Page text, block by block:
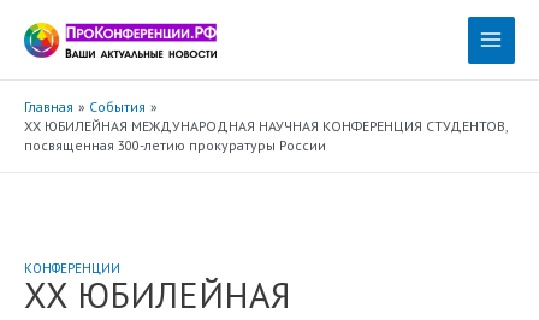
содержимому
Main
Главная
События
XX ЮБИЛЕЙНАЯ МЕЖДУНАРОДНАЯ НАУЧНАЯ КОНФЕРЕНЦИЯ СТУДЕНТОВ,
посвященная 300-летию прокуратуры России
КОНФЕРЕНЦИИ
XX ЮБИЛЕЙНАЯ